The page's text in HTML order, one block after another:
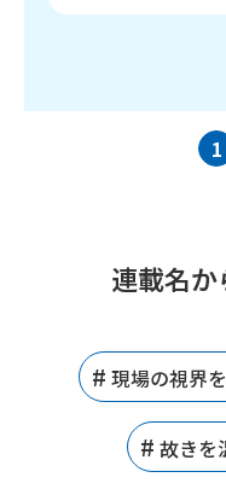
1
連載名
現場の視界
故きを